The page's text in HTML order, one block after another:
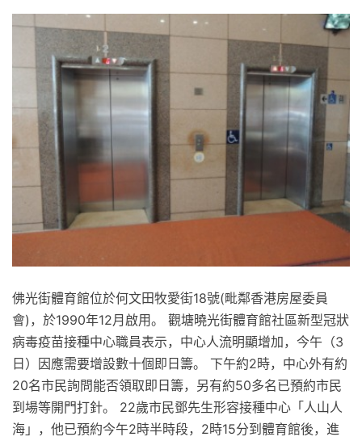
佛光街體育館位於何文田牧愛街18號(毗鄰香港房屋委員
會)，於1990年12月啟用。 觀塘曉光街體育館社區新型冠狀
病毒疫苗接種中心職員表示，中心人流明顯增加，今午（3
日）因應需要增設數十個即日籌。 下午約2時，中心外有約
20名市民詢問能否領取即日籌，另有約50多名已預約市民
到場等開門打針。 22歲市民鄧先生形容接種中心「人山人
海」，他已預約今午2時半時段，2時15分到體育館後，進